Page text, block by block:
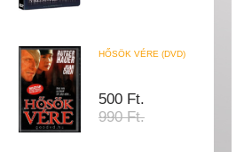
HŐSÖK VÉRE (DVD)
500 Ft.
990 Ft.